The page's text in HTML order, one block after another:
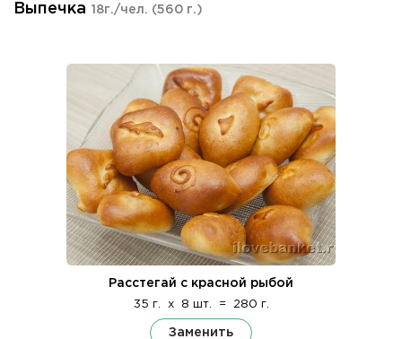
Выпечка 18г./чел. (560 г.)
Расстегай с красной рыбой
35 г. x 8 шт. = 280 г.
Заменить